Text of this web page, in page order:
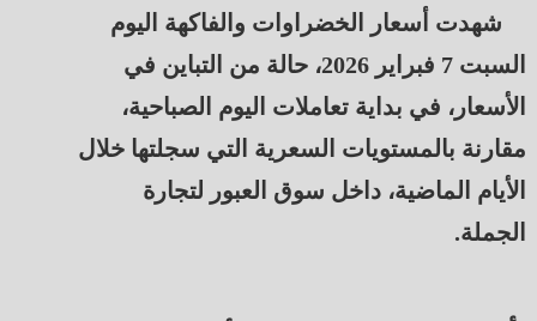
شهدت أسعار الخضراوات والفاكهة اليوم
السبت 7 فبراير 2026، حالة من التباين في
الأسعار، في بداية تعاملات اليوم الصباحية،
مقارنة بالمستويات السعرية التي سجلتها خلال
الأيام الماضية، داخل سوق العبور لتجارة
الجملة.